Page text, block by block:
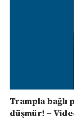
Trampla bağlı
düşmür! –